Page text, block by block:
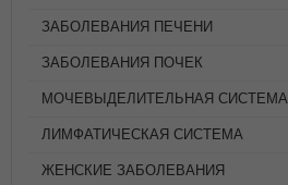
ЗАБОЛЕВАНИЯ ПЕЧЕНИ
ЗАБОЛЕВАНИЯ ПОЧЕК
МОЧЕВЫДЕЛИТЕЛЬНАЯ СИСТЕМА
ЛИМФАТИЧЕСКАЯ СИСТЕМА
ЖЕНСКИЕ ЗАБОЛЕВАНИЯ